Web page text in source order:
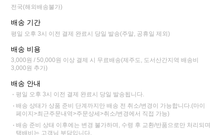
전국(해외배송불가)
배송 기간
평일 오후 3시 이전 결제 완료시 당일 발송(주말, 공휴일 제외)
배송 비용
3,000원 / 50,000원 이상 결제 시 무료배송(제주도, 도서산간지역 배송비
3,000원 추가)
배송 안내
평일 오후 3시 이전 결제 완료시 당일 발송됩니다.
배송 상태가 상품 준비 단계까지만 배송 전 취소/변경이 가능합니다.(마이
페이지>최근주문내역>주문상세>취소/변경에서 직접 가능)
배송 준비 상태 이후에는 변경 불가하며, 수령 후 교환/반품으로만 처리되며
택배비는 고객님 부담입니다.